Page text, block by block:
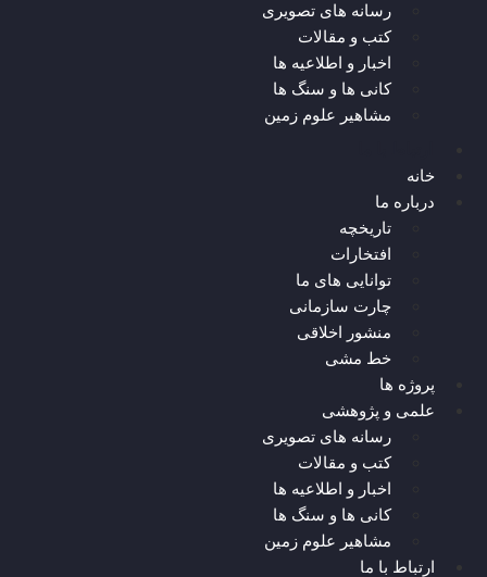
رسانه های تصویری
کتب و مقالات
اخبار و اطلاعیه ها
کانی ها و سنگ ها
مشاهیر علوم زمین
خانه
درباره ما
تاریخچه
افتخارات
توانایی های ما
چارت سازمانی
منشور اخلاقی
خط مشی
پروژه ها
علمی و پژوهشی
رسانه های تصویری
کتب و مقالات
اخبار و اطلاعیه ها
کانی ها و سنگ ها
مشاهیر علوم زمین
ارتباط با ما